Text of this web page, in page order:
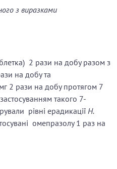
з виразками
2 рази на добу разом з
на добу та
2 рази на добу протягом 7
такого 7-
рівні ерадикаціїH.
омепразолу 1 раз на